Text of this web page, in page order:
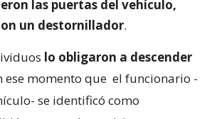
las puertas del vehículo,
un destornillador.
lo obligaron a descender
ese momento que el funcionario -
se identificó como